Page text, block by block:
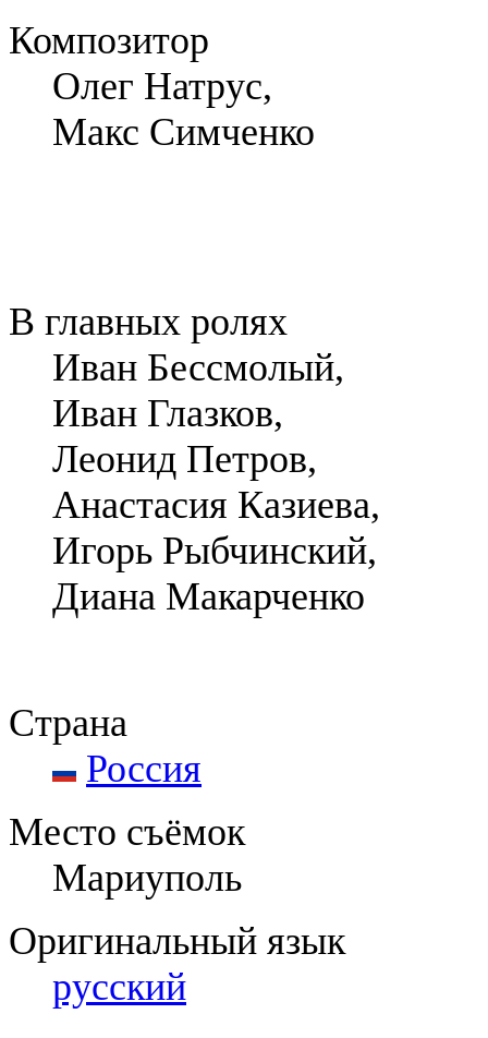
Композитор
Олег Натрус,
Макс Симченко
В главных ролях
Иван Бессмолый,
Иван Глазков,
Леонид Петров,
Анастасия Казиева,
Игорь Рыбчинский,
Диана Макарченко
Страна
Россия
Место съёмок
Мариуполь
Оригинальный язык
русский